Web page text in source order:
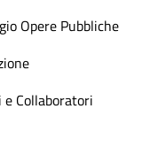
Opere Pubbliche
Collaboratori